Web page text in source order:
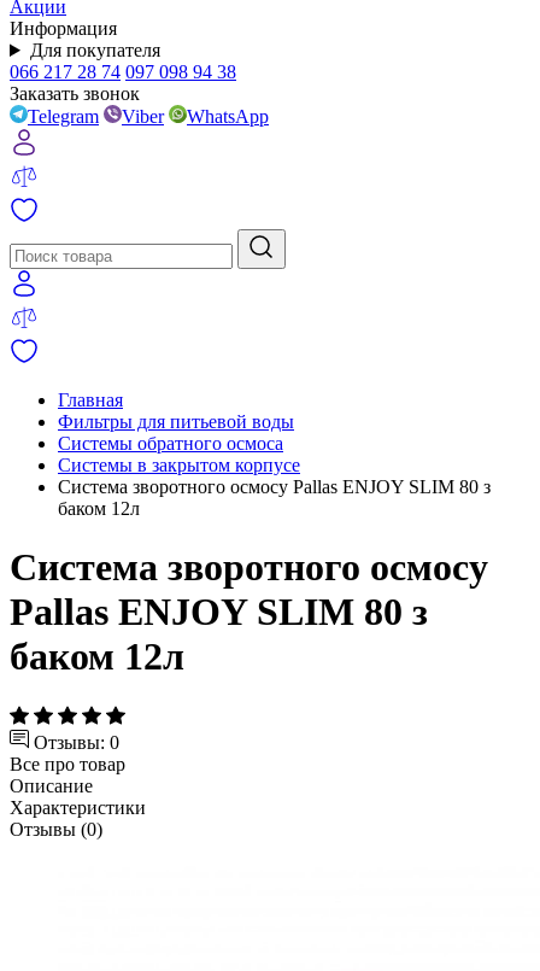
Акции
Информация
Для покупателя
066 217 28 74 097 098 94 38
Заказать звонок
Telegram
Viber WhatsApp
Главная
Фильтры для питьевой воды
Системы обратного осмоса
Системы в закрытом корпусе
Система зворотного осмосу Pallas ENJOY SLIM 80 з
баком 12л
Система зворотного осмосу
Pallas ENJOY SLIM 80 з
баком 12л
Отзывы: 0
Все про товар
Описание
Характеристики
Отзывы (0)